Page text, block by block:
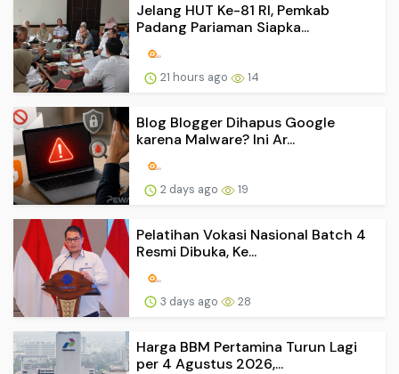
Jelang HUT Ke-81 RI, Pemkab
Padang Pariaman Siapka...
21 hours ago 14
Blog Blogger Dihapus Google
karena Malware? Ini Ar...
2 days ago 19
Pelatihan Vokasi Nasional Batch 4
Resmi Dibuka, Ke...
3 days ago 28
Harga BBM Pertamina Turun Lagi
per 4 Agustus 2026,...